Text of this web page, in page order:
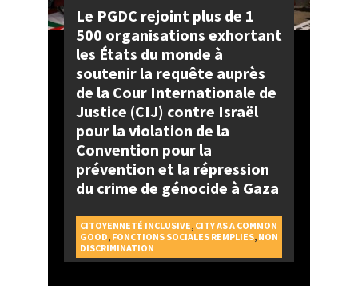
Le PGDC rejoint plus de 1
500 organisations exhortant
les États du monde à
soutenir la requête auprès
de la Cour Internationale de
Justice (CIJ) contre Israël
pour la violation de la
Convention pour la
prévention et la répression
du crime de génocide à Gaza
CITOYENNETÉ INCLUSIVE CITY AS A COMMON
GOOD FONCTIONS SOCIALES REMPLIES, NON
DISCRIMINATION